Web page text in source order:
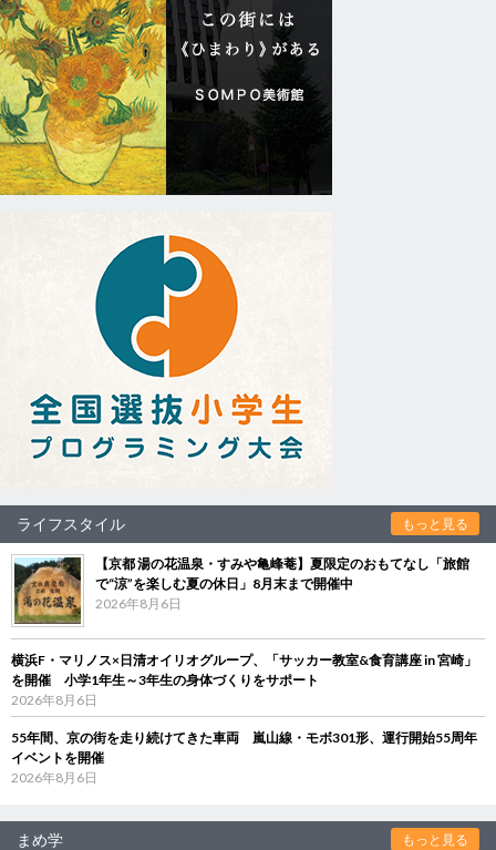
ライフスタイル もっと見る
【京都 湯の花温泉・すみや亀峰菴】夏限定のおもてなし「旅館
で“涼”を楽しむ夏の休日」8月末まで開催中
2026年8月6日
横浜F・マリノス×日清オイリオグループ、「サッカー教室&食育講座 in 宮崎」
を開催 小学1年生～3年生の身体づくりをサポート
2026年8月6日
55年間、京の街を走り続けてきた車両 嵐山線・モボ301形、運行開始55周年
イベントを開催
2026年8月6日
まめ学 もっと見る